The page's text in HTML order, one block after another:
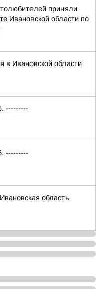
приняли
Ивановской области по
в Ивановской области
---------
---------
область